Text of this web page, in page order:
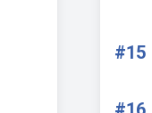
#15